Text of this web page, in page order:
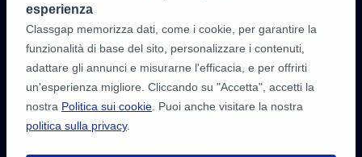
1.339.284
esperienza
Classgap memorizza dati, come i cookie, per garantire la
funzionalità di base del sito, personalizzare i contenuti,
adattare gli annunci e misurarne l'efficacia, e per offrirti
un'esperienza migliore. Cliccando su "Accetta", accetti la
nostra Politica sui cookie . Puoi anche visitare la nostra
politica sulla privacy.